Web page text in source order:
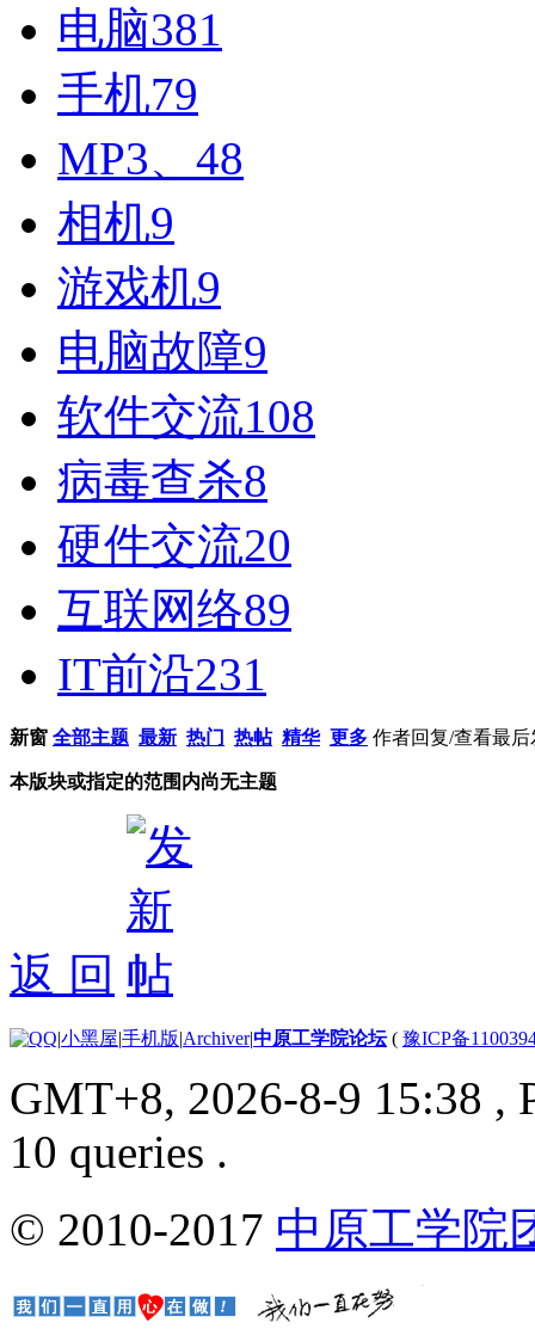
电脑381
手机79
MP3、48
相机9
游戏机9
电脑故障9
软件交流108
病毒查杀8
硬件交流20
互联网络89
IT前沿231
新窗 全部主题 最新 热门 热帖 精华 更多 作者回复/查看最后
本版块或指定的范围内尚无主题
返 回
|小黑屋|手机版|Archiver|中原工学院论坛( 豫ICP备
GMT+8, 2026-8-9 15:38 ,
10 queries .
© 2010-2017 中原工学院